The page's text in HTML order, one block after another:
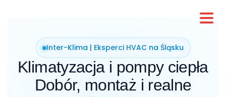
Inter-Klima | Eksperci HVAC na Śląsku
Klimatyzacja i pompy ciepła
Dobór, montaż i realne